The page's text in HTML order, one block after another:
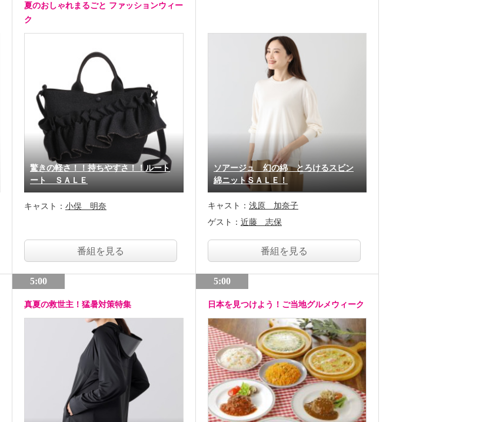
夏のおしゃれまるごと ファッションウィー
ク
驚きの軽さ！！持ちやすさ！！ルート
ート ＳＡＬＥ
キャスト： 小俣 明奈
番組を見る
5:00
真夏の救世主！猛暑対策特集
ソアージュ 幻の綿 とろけるスビン
綿ニットＳＡＬＥ！
キャスト： 浅原 加奈子
ゲスト： 近藤 志保
番組を見る
5:00
日本を見つけよう！ご当地グルメウィーク